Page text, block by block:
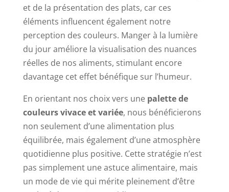
et de la présentation des plats, car ces
éléments influencent également notre
perception des couleurs. Manger à la lumière
du jour améliore la visualisation des nuances
réelles de nos aliments, stimulant encore
davantage cet effet bénéfique sur l’humeur.
En orientant nos choix vers une palette de
couleurs vivace et variée, nous bénéficierons
non seulement d’une alimentation plus
équilibrée, mais également d’une atmosphère
quotidienne plus positive. Cette stratégie n’est
pas simplement une astuce alimentaire, mais
un mode de vie qui mérite pleinement d’être